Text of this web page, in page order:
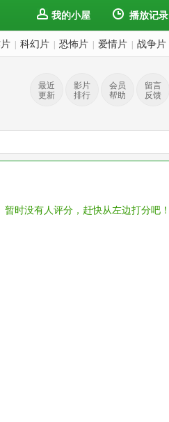
我的小屋 播放记录
科幻片 恐怖片 爱情片 战争片
最近
更新
影片
排行
会员
帮助
留言
反馈
暂时没有人评分，赶快从左边打分吧！